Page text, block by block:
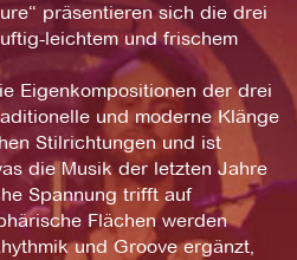
präsentieren sich die drei
leichtem und frischem
Eigenkompositionen der drei
und moderne Klänge
Stilrichtungen und ist
die Musik der letzten Jahre
Spannung trifft auf
Flächen werden
und Groove ergänzt,